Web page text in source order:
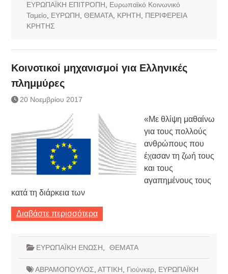
ΕΥΡΩΠΑΪΚΗ ΕΠΙΤΡΟΠΗ
Ευρωπαϊκό Κοινωνικό
Ταμείο
ΕΥΡΩΠΗ ΘΕΜΑΤΑ, ΚΡΗΤΗ
ΠΕΡΙΦΕΡΕΙΑ
ΚΡΗΤΗΣ
Κοινοτικοί μηχανισμοί για Ελληνικές
πλημμύρες
20 Νοεμβρίου 2017
«Με θλίψη μαθαίνω
για τους πολλούς
ανθρώπους που
έχασαν τη ζωή τους
και τους
αγαπημένους τους
κατά τη διάρκεια των
Διαβάστε περισσότερα
ΕΥΡΩΠΑΪΚΗ ΕΝΩΣΗ ΘΕΜΑΤΑ
ΑΒΡΑΜΟΠΟΥΛΟΣ ΑΤΤΙΚΗ Γιούνκερ, ΕΥΡΩΠΑΪΚΗ